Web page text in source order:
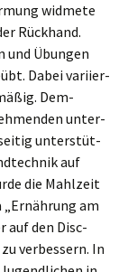
wid­me­te
Rück­hand.
und Übun­gen
Dabei vari­ier­
Dem­
unter­
unter­stüt­
auf
die Mahl­zeit
am
auf den Disc­
ver­bes­sern. In